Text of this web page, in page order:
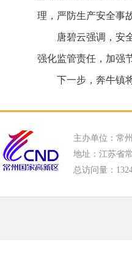
理，严防生产安全事
唐碧云强调，安
强化监管责任，加强
下一步，奔牛镇
主办单位：常
地址：江苏省
总访问量：